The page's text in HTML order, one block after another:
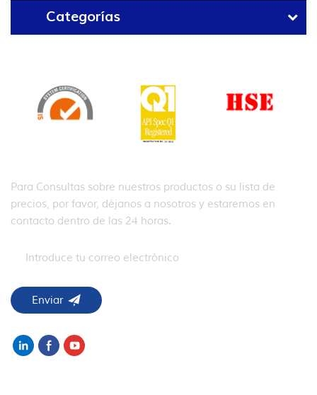
médicos
Categorías
Para Consultas sobre nuestros productos o su lista de
precios, por favor, déjanos a nosotros y estaremos en
contacto dentro de las 24 horas.